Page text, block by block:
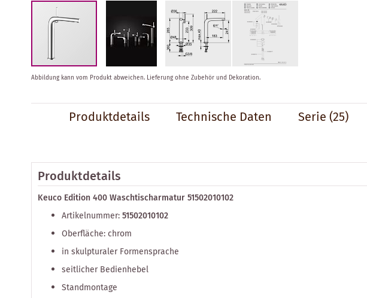
Zum
Anfang
Abbildung kann vom Produkt abweichen. Lieferung ohne Zubehör und Dekoration.
Produktdetails Technische Daten Serie(25)
Produktdetails
Keuco Edition 400 Waschtischarmatur 51502010102
Artikelnummer:51502010102
Oberfläche: chrom
in skulpturaler Formensprache
seitlicher Bedienhebel
Standmontage